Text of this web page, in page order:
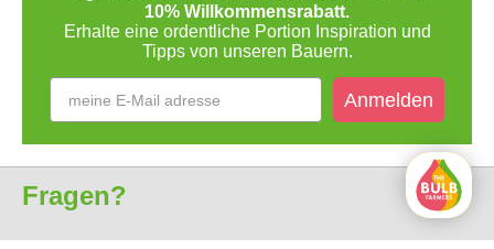
10% Willkommensrabatt.
Erhalte eine ordentliche Portion Inspiration und
Tipps von unseren Bauern.
Anmelden
Fragen?